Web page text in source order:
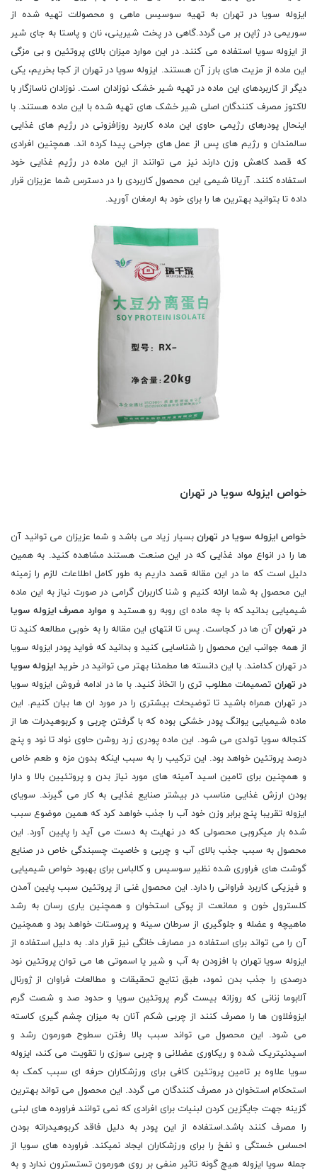
ایزوله سویا در تهران به تهیه سوسیس ماهی و محصولات تهیه شده از
سوریمی در ژاپن بر می گردد.گاهی در پخت شیرینی، نان و پاستا به جای شیر
از ایزوله سویا استفاده می کنند. در این موارد میزان بالای پروتئین و بی مزگی
این ماده از مزیت های بارز آن هستند. ایزوله سویا در تهران از کجا بخریم، یکی
دیگر از کاربردهای این ماده در تهیه شیر خشک نوزادان است. نوزادان ناسازگار با
لاکتوز مصرف کنندگان اصلی شیر خشک های تهیه شده با این ماده هستند. با
اینحال پودرهای رژیمی حاوی این ماده کاربرد روزافزونی در رژیم های غذایی
سالمندان و رژیم های پس از عمل های جراحی پیدا کرده اند. همچنین افرادی
که قصد کاهش وزن دارند نیز می توانند از این ماده در رژیم غذایی خود
استفاده کنند. آریانا شیمی این محصول کاربردی را در دسترس شما عزیزان قرار
داده تا بتوانید بهترین ها را برای خود به ارمغان آورید.
خواص ایزوله سویا در تهران
خواص ایزوله سویا در تهران بسیار زیاد می باشد و شما عزیزان می توانید آن
ها را در انواع مواد غذایی که در این صنعت هستند مشاهده کنید. به همین
دلیل است که ما در این مقاله قصد داریم به طور کامل اطلاعات لازم را زمینه
این محصول به شما ارائه کنیم و شنا کاربران گرامی در صورت نیاز به این ماده
شیمیایی بدانید که با چه ماده ای روبه رو هستید و موارد مصرف ایزوله سویا
در تهران آن ها در کجاست. پس تا انتهای این مقاله را به خوبی مطالعه کنید تا
از همه جوانب این محصول را شناسایی کنید و بدانید که فواید پودر ایزوله سویا
در تهران کدامند. با این دانسته ها مطمئنا بهتر می توانید در خرید ایزوله سویا
در تهران تصمیمات مطلوب تری را اتخاذ کنید. با ما در ادامه فروش ایزوله سویا
در تهران همراه باشید تا توضیحات بیشتری را در مورد ان ها بیان کنیم. این
ماده شیمیایی یوانگ پودر خشکی بوده که با گرفتن چربی و کربوهیدرات ها از
کنجاله سویا تولدی می شود. این ماده پودری زرد روشن حاوی نواد تا نود و پنج
درصد پروتئین خواهد بود. این ترکیب را به سبب اینکه بدون مزه و طعم خاص
و همچنین برای تامین اسید آمینه های مورد نیاز بدن و پروتئیین بالا و دارا
بودن ارزش غذایی مناسب در بیشتر صنایع غذایی به کار می گیرند. سویای
ایزوله تقریبا پنج برابر وزن خود آب را جذب خواهد کرد که همین موضوع سبب
شده بار میکروبی محصولی که در نهایت به دست می آید را پایین آورد. این
محصول به سبب جذب بالای آب و چربی و خاصیت چسبندگی خاص در صنایع
گوشت های فراوری شده نظیر سوسیس و کالباس برای بهبود خواص شیمیایی
و فیزیکی کاربرد فراوانی را دارد. این محصول غنی از پروتئین سبب پایین آمدن
کلسترول خون و ممانعت از پوکی استخوان و همچنین یاری رسان به رشد
ماهیچه و عضله و جلوگیری از سرطان سینه و پروستات خواهد بود و همچنین
آن را می تواند برای استفاده در مصارف خانگی نیز قرار داد. به دلیل استفاده از
ایزوله سویا تهران با افزودن به آب و شیر یا اسموتی ها می توان پروتئین نود
درصدی را جذب بدن نمود، طبق نتایج تحقیقات و مطالعات فراوان از ژورنال
آلابوما زنانی که روزانه بیست گرم پروتئین سویا و حدود صد و شصت گرم
ایزوفلاون ها را مصرف کنند از چربی شکم آنان به میزان چشم گیری کاسته
می شود. این محصول می تواند سبب بالا رفتن سطوح هورمون رشد و
اسیدنیتریک شده و ریکاوری عضلانی و چربی سوزی را تقویت می کند، ایزوله
سویا علاوه بر تامین پروتئین کافی برای ورزشکاران حرفه ای سبب کمک به
استحکام استخوان در مصرف کنندگان می گردد. این محصول می تواند بهترین
گزینه جهت جایگزین کردن لبنیات برای افرادی که نمی توانند فراورده های لبنی
را مصرف کنند باشد.استفاده از این پودر به دلیل فاقد کربوهیدراته بودن
احساس خستگی و نفخ را برای ورزشکاران ایجاد نمیکند. فراورده های سویا از
جمله سویا ایزوله هیچ گونه تاثیر منفی بر روی هورمون تستسترون ندارد و به